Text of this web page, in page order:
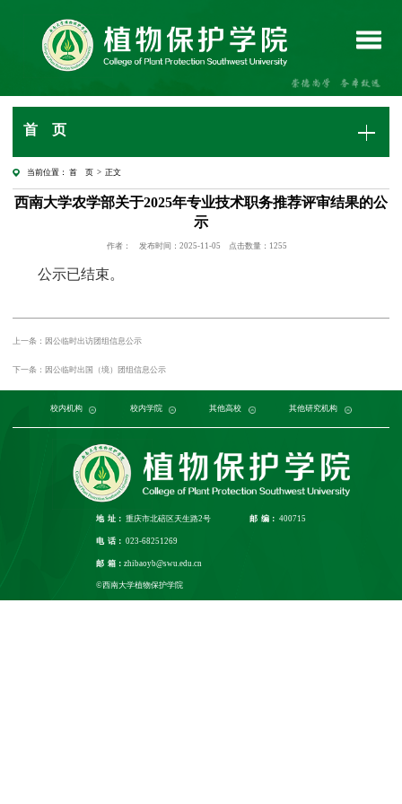
首 页
当前位置： 首 页 > 正文
西南大学农学部关于2025年专业技术职务推荐评审结果的公
示
作者： 发布时间：2025-11-05 点击数量： 1255
公示已结束。
上一条：因公临时出访团组信息公示
下一条：因公临时出国（境）团组信息公示
校内机构
党委组织部 党委宣传部 发展规划与学科建设部 人力资源部 本科生院 研究生院 科学技术发展研究院
校内学院
农学与生物科技学院 园艺园林学院 生命科学学院 生物技术学院 资源环境学院
其他高校
中国农业大学 浙江大学 西北农林科技大学 南京农业大学 华中农业大学 华南农业大学 山西农业大学
其他研究机构
中国农业科学院植物保护研究所 中国科学院植物研究所 中国科学院 中国农业科学院 重庆市农业科学院
地 址： 重庆市北碚区天生路2号 邮 编： 400715
电 话： 023-68251269
邮 箱：zhibaoyb@swu.edu.cn
©西南大学植物保护学院